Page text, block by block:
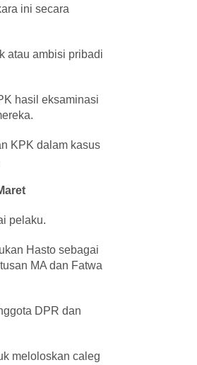
ini secara
atau ambisi pribadi
hasil eksaminasi
KPK dalam kasus
pelaku.
Hasto sebagai
MA dan Fatwa
DPR dan
meloloskan caleg